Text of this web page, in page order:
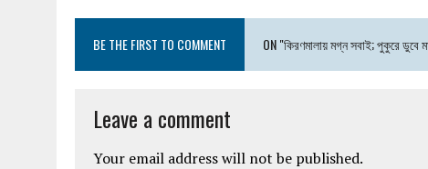
BE THE FIRST TO COMMENT ON "কিরণমালায় মগ্ন সবাই; পুকুরে ডুবে
Leave a comment
Your email address will not be published.